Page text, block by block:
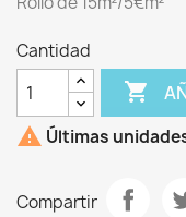
Cantidad

 Últimas
Compartir